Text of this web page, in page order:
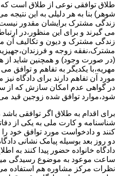
طلاق توافقی نوعی از طلاق است
شوهر) بنا به هر دلیلی به این نتیجه
زندگی مشترک برایشان مقدور
می گیرند و برای این منظور،در
زندگی مشترک و دیون و تکالیف آن
مشترک،نفقه زوجه و
(در صورت وجود) و همچنین شاید از
مهریه،با یکدیگر به تفاهم و توافق
مورد آن تفاهم دارند برای دادگاه
در گواهی عدم امکان سازش که از
شود،موارد توافق شده زوجین قید
برای اقدام به طلاق اگر توافقی
شناسنامه و کارت ملی به یکی از
کنند و دادخواست مورد توافق خود را
دو روز بعد بوسیله پیامک نشانی
دادگاه خانواده حضور پیدا کنند به
ساعت موعود به موضوع رسیدگی
نظرات مرکز مشاوره هم استفاده